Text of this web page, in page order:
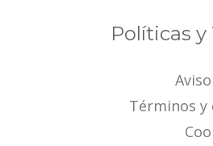
Políticas
Términos y